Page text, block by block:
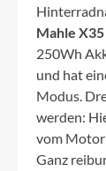
Mahle
250Wh
und hat
Modus.
werden:
vom
Ganz